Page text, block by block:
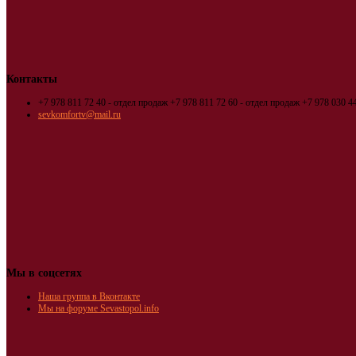
Контакты
+7 978 811 72 40 - отдел продаж +7 978 811 72 60 - отдел продаж +7 978 030
sevkomfortv@mail.ru
Мы в соцсетях
Наша группа в Вконтакте
Мы на форуме Sevastopol.info